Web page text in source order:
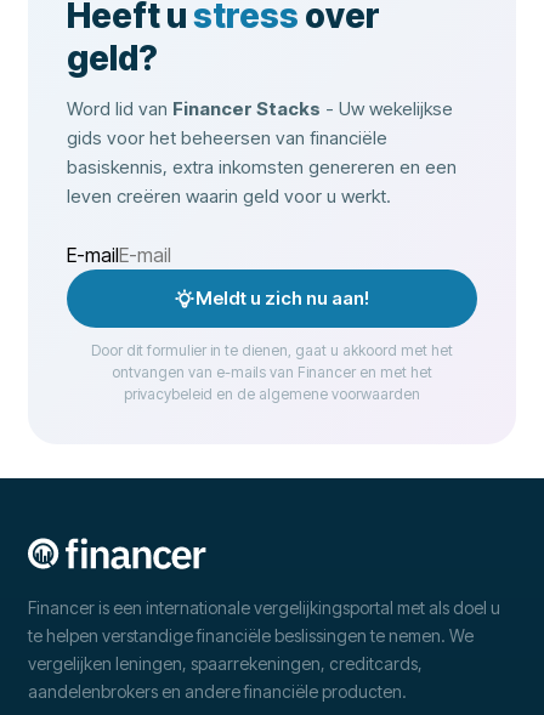
Heeft ustress over
geld?
Word lid van Financer Stacks - Uw wekelijkse
gids voor het beheersen van financiële
basiskennis, extra inkomsten genereren en een
leven creëren waarin geld voor u werkt.
E-mail
Meldt u zich nu aan!
Door dit formulier in te dienen, gaat u akkoord met het
ontvangen van e-mails van Financer en met het
privacybeleid en de algemene voorwaarden
Financer is een internationale vergelijkingsportal met als doel u
te helpen verstandige financiële beslissingen te nemen. We
vergelijken leningen, spaarrekeningen, creditcards,
aandelenbrokers en andere financiële producten.